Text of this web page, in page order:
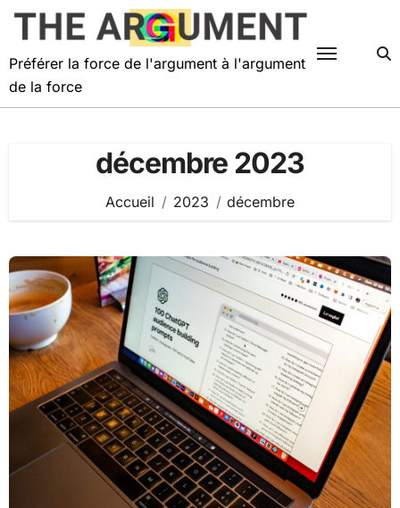
Passer
Préférer la force de l'argument à l'argument
de la force
décembre 2023
Accueil 2023 décembre